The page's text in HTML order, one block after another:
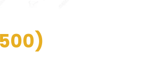
500)